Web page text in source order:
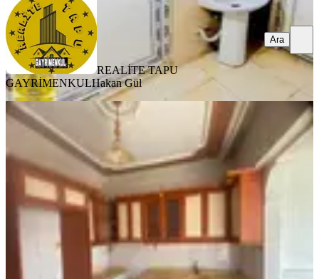
REALİTE TAPU
GAYRİMENKULHakan Gül
Ara
BALKONLU
Baran Emlak Satılık Daire
Haliliye, Veysel Karani Mahallesi
3+1·175 m²· 04.08.2026
1.980.000 ₺
BARAN EMLAK Halil Taş